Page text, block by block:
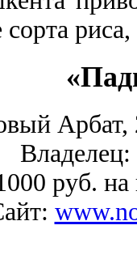
Арбат,
руб. на